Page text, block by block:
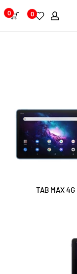
0
0
TAB MAX 4G